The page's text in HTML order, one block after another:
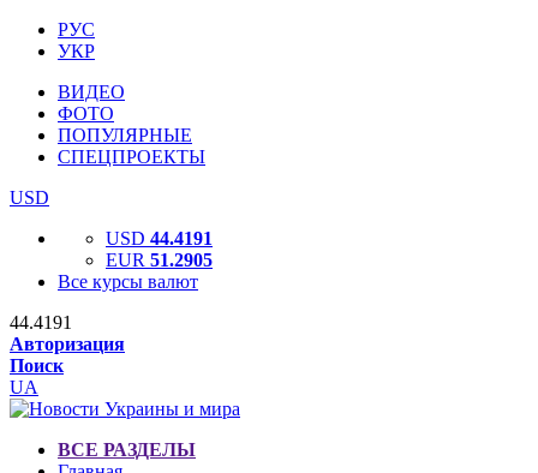
РУС
УКР
ВИДЕО
ФОТО
ПОПУЛЯРНЫЕ
СПЕЦПРОЕКТЫ
USD
USD 44.4191
EUR 51.2905
Все курсы валют
44.4191
Авторизация
Поиск
UA
ВСЕ РАЗДЕЛЫ